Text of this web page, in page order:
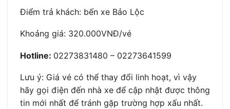
Điểm trả khách: bến xe Bảo Lộc
Khoảng giá: 320.000VNĐ/vé
Hotline: 02273831480 – 02273641599
Lưu ý: Giá vé có thể thay đổi linh hoạt, vì vậy
hãy gọi điện đến nhà xe để cập nhật được thông
tin mới nhất để tránh gặp trường hợp xấu nhất.